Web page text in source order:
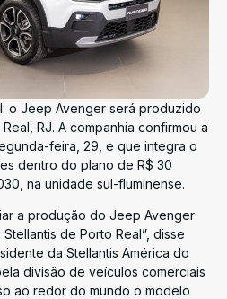
o Jeep Avenger será produzido
RJ. A companhia confirmou a
feira, 29, e que integra o
dentro do plano de R$ 30
na unidade sul-fluminense.
a produção do Jeep Avenger
de Porto Real”, disse
da Stellantis América do
divisão de veículos comerciais
ao redor do mundo o modelo